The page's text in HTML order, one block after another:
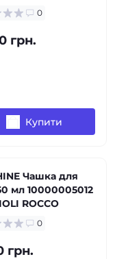
0
грн.
Купити
Чашка для
мл 10000005012
ROCCO
0
грн.